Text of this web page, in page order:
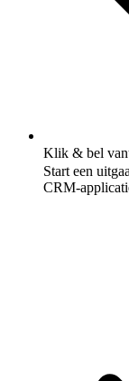
Klik & bel
Start een
CRM-